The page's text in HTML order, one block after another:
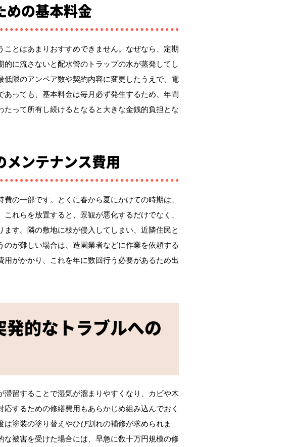
めの基本料金
とはあまりおすすめできません。なぜなら、定期
に流さないと配水管のトラップの水が蒸発してし
限のアンペア数や契約内容に変更したうえで、電
っても、基本料金は毎月必ず発生するため、年間
って所有し続けるとなると大きな金銭的負担とな
ンテナンス費用
の一部です。とくに春から夏にかけての時期は、
れらを放置すると、景観が悪化するだけでなく、
す。隣の敷地に枝が侵入してしまい、近隣住民と
が難しい場合は、造園業者などに作業を依頼する
がかかり、これを年に数回行う必要があるため出
的なトラブルへの
留することで湿気が溜まりやすくなり、カビや木
するための修繕費用もあらかじめ組み込んでおく
塗装の塗り替えやひび割れの補修が求められま
被害を受けた場合には、早急に数十万円規模の修